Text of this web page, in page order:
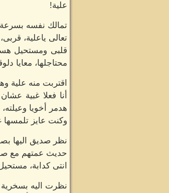
علية!
تمالك نفسه
تعالى ياعلية،
قلبى ومستحيل
محتاجلها، معايا
اقتربت منه علية
أنا فعلا غبية
هدمر أخويا
وكنت عايز
نظر صديق اليها
حديث عمتهم مع
انتى كدابة،
نظرت اليه بسخرية